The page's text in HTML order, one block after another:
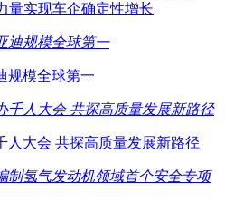
量实现车企确定性增长
规模全球第一
人大会 共探高质量发展新路径